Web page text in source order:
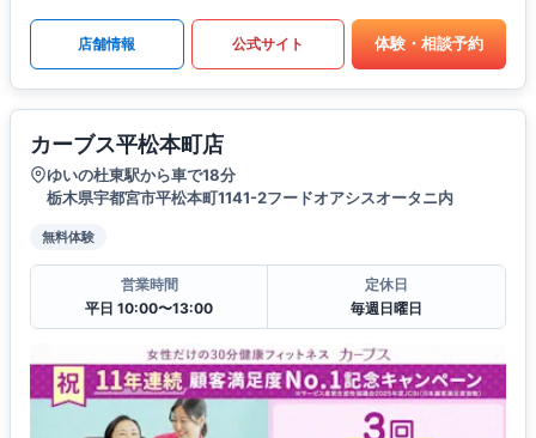
店舗情報 公式サイト 体験・相談予約
カーブス平松本町店
ゆいの杜東駅から車で18分
栃木県宇都宮市平松本町1141-2フードオアシスオータニ内
無料体験
営業時間
平日 10:00〜13:00
定休日
毎週日曜日